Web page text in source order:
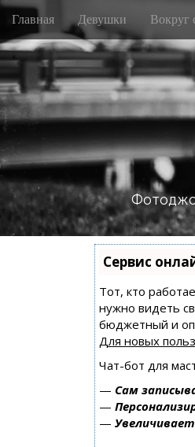
M
i
n
m
e
n
u
S
i
p
t
o
c
o
n
t
e
Главная Девушки Вокруг
Сервис
Тот, кто
нужно видеть
бюджетный и
Для новых
Чат-бот для
— Сам
—
—